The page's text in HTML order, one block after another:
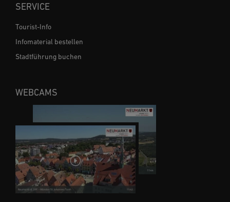
SERVICE
Tourist-Info
Infomaterial bestellen
Stadtführung buchen
WEBCAMS